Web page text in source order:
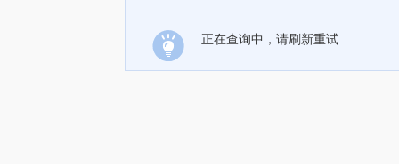
正在查询中，请刷新重试